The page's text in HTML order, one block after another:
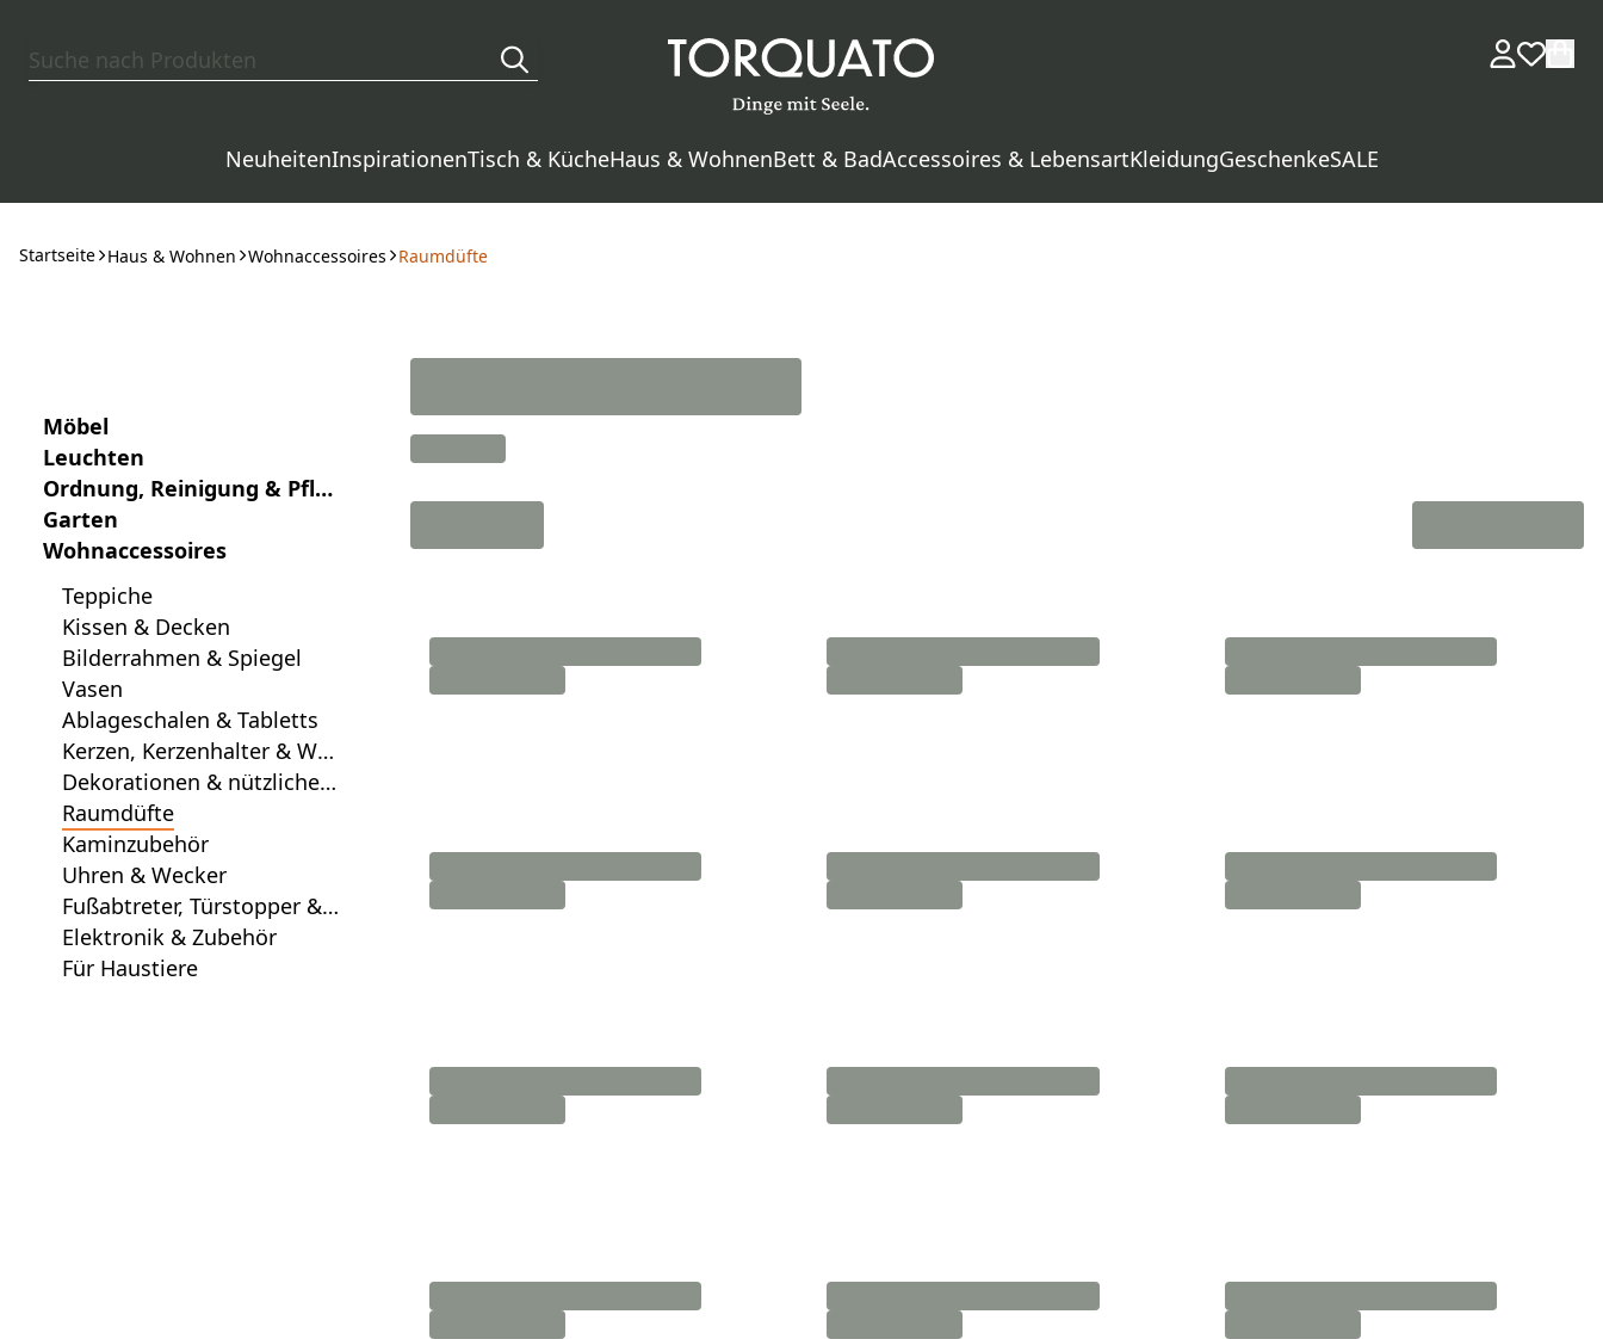
NeuheitenInspirationenTisch & KücheHaus & WohnenBett & BadAccessoires & LebensartKleidungGeschenkeSALE
Startseite Haus & Wohnen Wohnaccessoires Raumdüfte
Möbel
Leuchten
Ordnung, Reinigung & Pfle
ge
Garten
Wohnaccessoires
Teppiche
Kissen & Decken
Bilderrahmen & Spiegel
Vasen
Ablageschalen & Tabletts
Kerzen, Kerzenhalter & Win
dlichter
Dekorationen & nützliche
Accessoires
Raumdüfte
Kaminzubehör
Uhren & Wecker
Fußabtreter, Türstopper &
Co.
Elektronik & Zubehör
Für Haustiere